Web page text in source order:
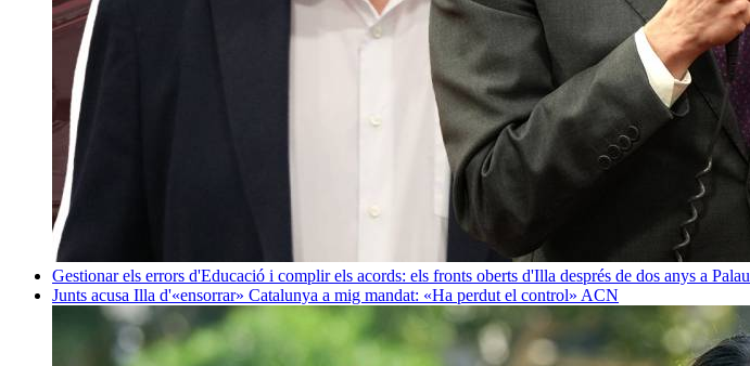
Gestionar els errors d'Educació i complir els acords: els fronts oberts d'Illa després de dos anys a Palau
Junts acusa Illa d'«ensorrar» Catalunya a mig mandat: «Ha perdut el control» ACN